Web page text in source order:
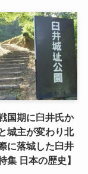
国期に臼井氏か
城主が変わり北
に落城した臼井
集 日本の歴史】